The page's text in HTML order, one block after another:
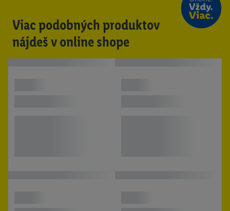
Viac podobných produktov
nájdeš v online shope